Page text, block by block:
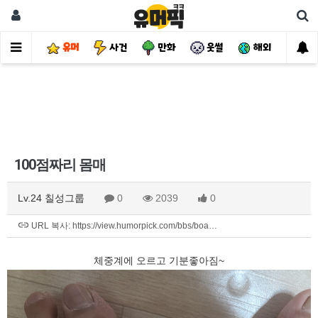
유머 사건 만화 웃썰 해외 핫
100점짜리 몸매
Lv.24 칠성그룹 0 2039 0
URL 복사: https://view.humorpick.com/bbs/boa…
체중계에 오르고 기분좋아짐~